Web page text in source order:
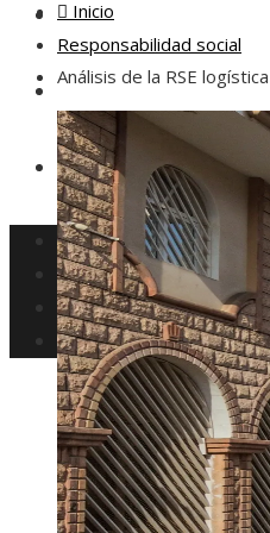
Inversiones y
Responsabilidad
Ciencia y tecnología
Cultura y ocio
Inversiones y negocios
Responsabilidad social
Ciencia y tecnología
Inicio
Responsabilidad social
Análisis de la RSE